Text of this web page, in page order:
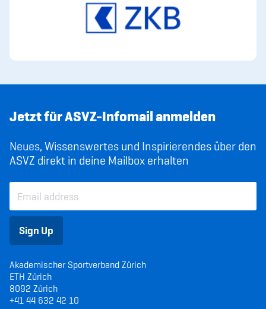
Jetzt für ASVZ-Infomail anmelden
Neues, Wissenswertes und Inspirierendes über den
ASVZ direkt in deine Mailbox erhalten
Sign Up
Akademischer Sportverband Zürich
ETH Zürich
8092 Zürich
+41 44 632 42 10